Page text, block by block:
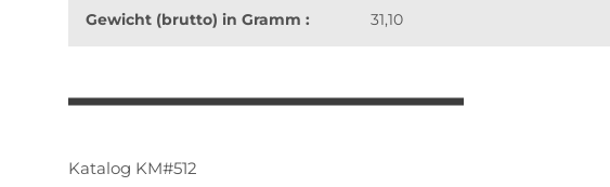
Gewicht (brutto) in Gramm : 31,10
Katalog KM#512